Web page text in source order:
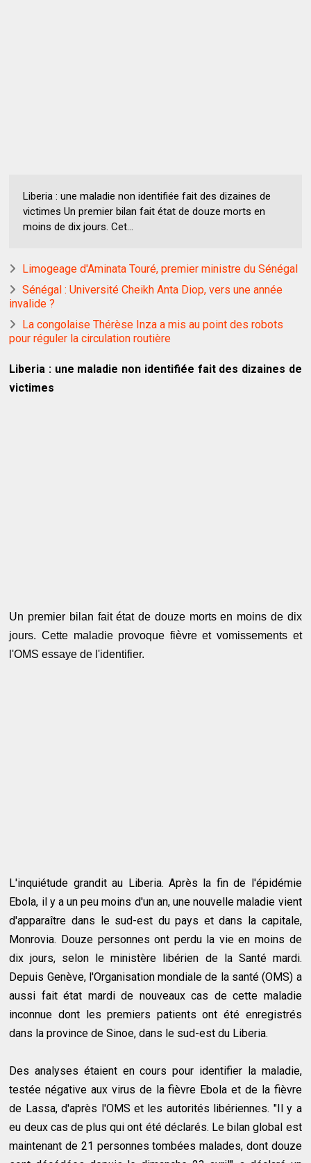
Liberia : une maladie non identifiée fait des dizaines de
victimes Un premier bilan fait état de douze morts en
moins de dix jours. Cet...
Limogeage d'Aminata Touré, premier ministre du Sénégal
Sénégal : Université Cheikh Anta Diop, vers une année
invalide ?
La congolaise Thérèse Inza a mis au point des robots
pour réguler la circulation routière
Liberia : une maladie non identifiée fait des dizaines de
victimes
Un premier bilan fait état de douze morts en moins de dix
jours. Cette maladie provoque fièvre et vomissements et
l'OMS essaye de l'identifier.
L'inquiétude grandit au Liberia. Après la fin de l'épidémie
Ebola, il y a un peu moins d'un an, une nouvelle maladie vient
d'apparaître dans le sud-est du pays et dans la capitale,
Monrovia. Douze personnes ont perdu la vie en moins de
dix jours, selon le ministère libérien de la Santé mardi.
Depuis Genève, l'Organisation mondiale de la santé (OMS) a
aussi fait état mardi de nouveaux cas de cette maladie
inconnue dont les premiers patients ont été enregistrés
dans la province de Sinoe, dans le sud-est du Liberia.
Des analyses étaient en cours pour identifier la maladie,
testée négative aux virus de la fièvre Ebola et de la fièvre
de Lassa, d'après l'OMS et les autorités libériennes. "Il y a
eu deux cas de plus qui ont été déclarés. Le bilan global est
maintenant de 21 personnes tombées malades, dont douze